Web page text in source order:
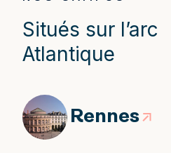
Situés sur l’arc
Atlantique
Rennes